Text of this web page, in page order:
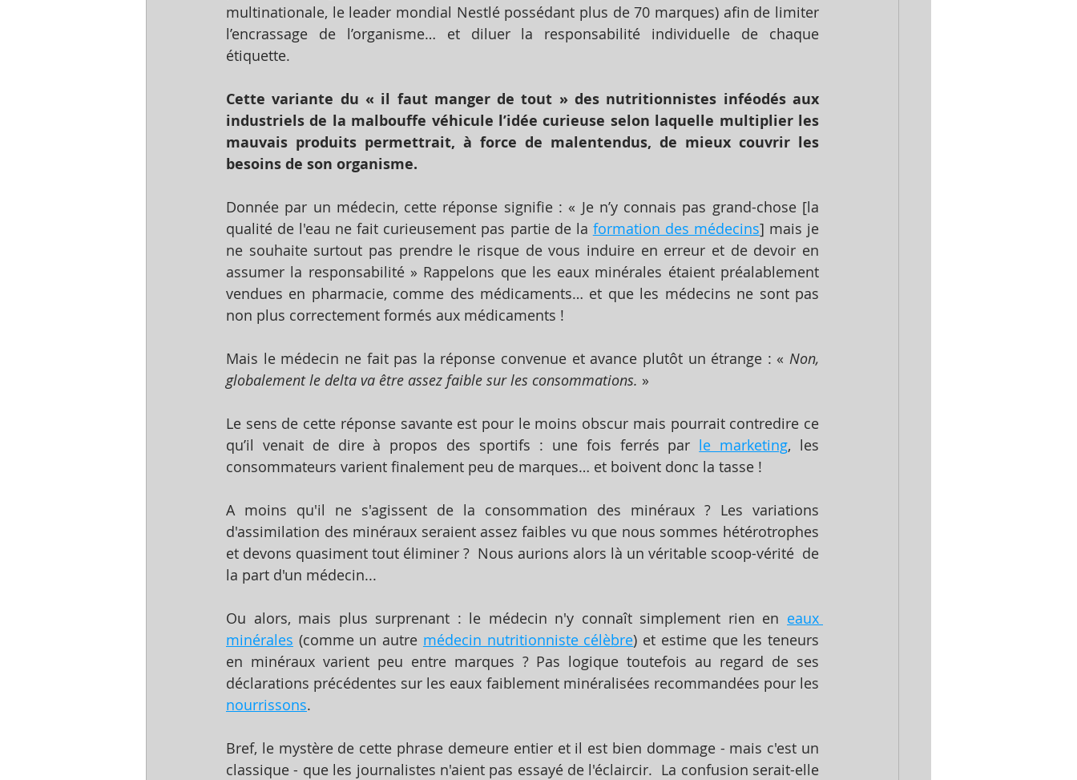
multinationale, le leader mondial Nestlé possédant plus de 70 marques) afin de limiter
l’encrassage de l’organisme… et diluer la responsabilité individuelle de chaque
étiquette.
Cette variante du « il faut manger de tout » des nutritionnistes inféodés aux
industriels de la malbouffe véhicule l’idée curieuse selon laquelle multiplier les
mauvais produits permettrait, à force de malentendus, de mieux couvrir les
besoins de son organisme.
Donnée par un médecin, cette réponse signifie : « Je n’y connais pas grand-chose [la
qualité de l'eau ne fait curieusement pas partie de la formation des médecins] mais je
ne souhaite surtout pas prendre le risque de vous induire en erreur et de devoir en
assumer la responsabilité » Rappelons que les eaux minérales étaient préalablement
vendues en pharmacie, comme des médicaments… et que les médecins ne sont pas
non plus correctement formés aux médicaments !
Mais le médecin ne fait pas la réponse convenue et avance plutôt un étrange : « Non,
globalement le delta va être assez faible sur les consommations. »
Le sens de cette réponse savante est pour le moins obscur mais pourrait contredire ce
qu’il venait de dire à propos des sportifs : une fois ferrés par le marketing, les
consommateurs varient finalement peu de marques… et boivent donc la tasse !
A moins qu'il ne s'agissent de la consommation des minéraux ? Les variations
d'assimilation des minéraux seraient assez faibles vu que nous sommes hétérotrophes
et devons quasiment tout éliminer ?  Nous aurions alors là un véritable scoop-vérité  de
la part d'un médecin...
Ou alors, mais plus surprenant : le médecin n'y connaît simplement rien en eaux
minérales (comme un autre médecin nutritionniste célèbre) et estime que les teneurs
en minéraux varient peu entre marques ? Pas logique toutefois au regard de ses
nourrissons.
Bref, le mystère de cette phrase demeure entier et il est bien dommage - mais c'est un
classique - que les journalistes n'aient pas essayé de l'éclaircir.  La confusion serait-elle